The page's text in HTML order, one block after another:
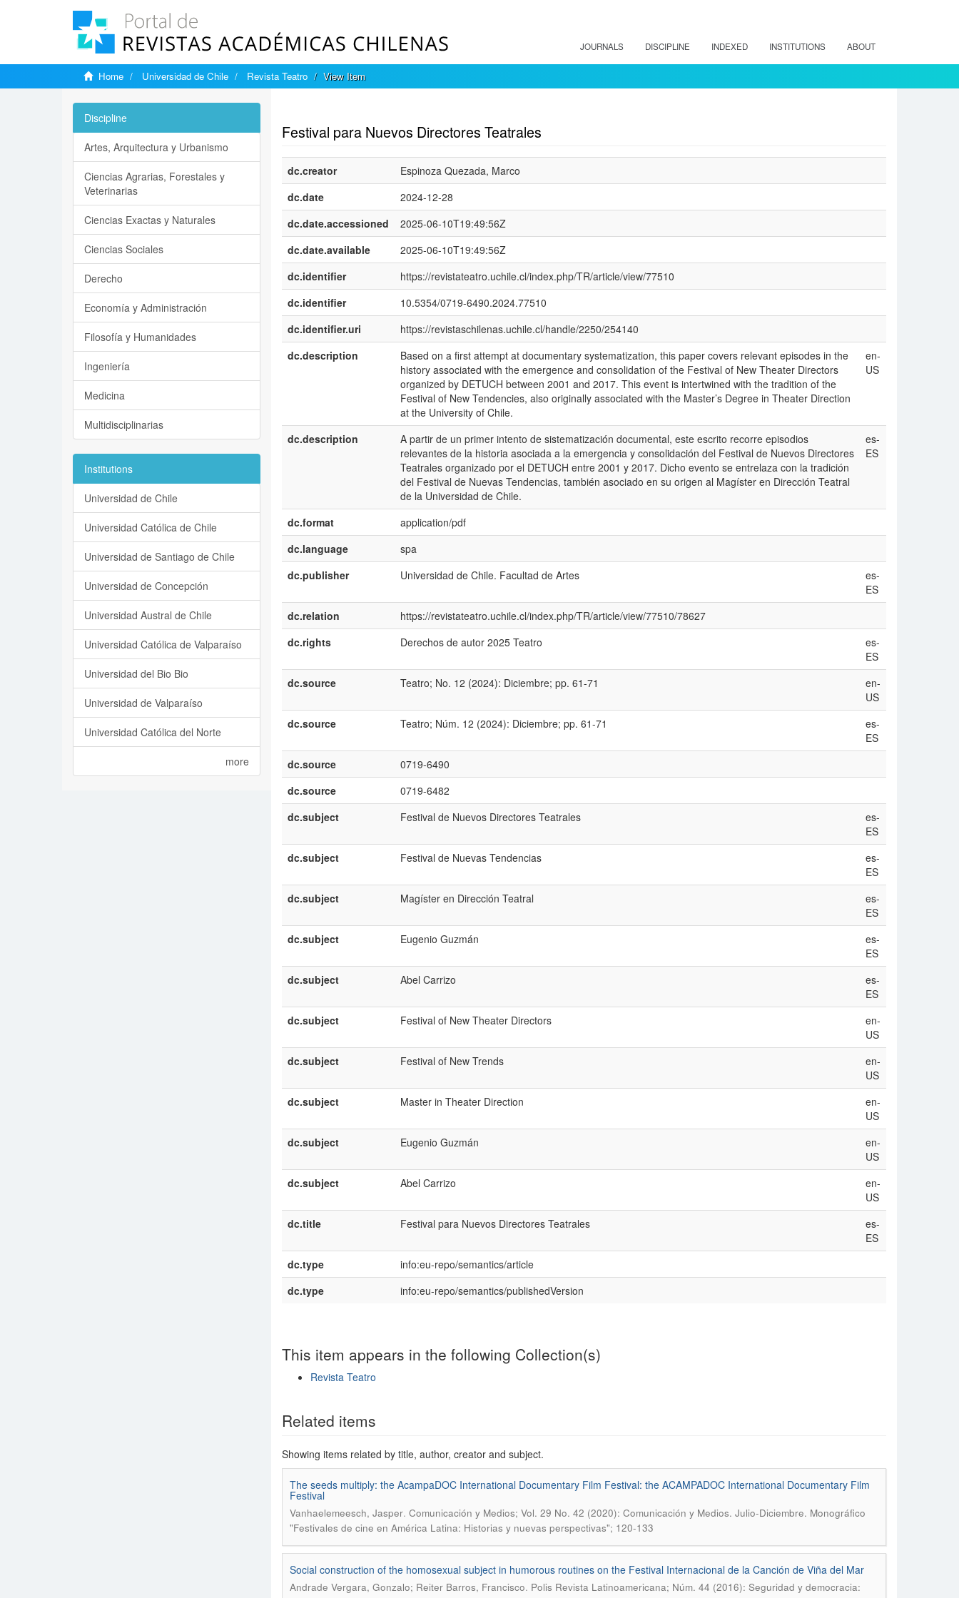
JOURNALS DISCIPLINE INDEXED INSTITUTIONS ABOUT
Home Universidad de Chile Revista Teatro View Item
Festival para Nuevos Directores Teatrales
dc.creator
Espinoza Quezada, Marco
dc.date
2024-12-28
dc.date.accessioned
2025-06-10T19:49:56Z
dc.date.available
2025-06-10T19:49:56Z
dc.identifier
https://revistateatro.uchile.cl/index.php/TR/article/view/77510
dc.identifier
10.5354/0719-6490.2024.77510
dc.identifier.uri
https://revistaschilenas.uchile.cl/handle/2250/254140
dc.description
Based on a first attempt at documentary systematization, this paper covers relevant episodes in the
history associated with the emergence and consolidation of the Festival of New Theater Directors
organized by DETUCH between 2001 and 2017. This event is intertwined with the tradition of the
Festival of New Tendencies, also originally associated with the Master’s Degree in Theater Direction
at the University of Chile.
en-
US
dc.description
A partir de un primer intento de sistematización documental, este escrito recorre episodios
relevantes de la historia asociada a la emergencia y consolidación del Festival de Nuevos Directores
Teatrales organizado por el DETUCH entre 2001 y 2017. Dicho evento se entrelaza con la tradición
del Festival de Nuevas Tendencias, también asociado en su origen al Magíster en Dirección Teatral
de la Universidad de Chile.
es-
ES
dc.format
application/pdf
dc.language
spa
dc.publisher
Universidad de Chile. Facultad de Artes
es-
ES
dc.relation
https://revistateatro.uchile.cl/index.php/TR/article/view/77510/78627
dc.rights
Derechos de autor 2025 Teatro
es-
ES
dc.source
Teatro; No. 12 (2024): Diciembre; pp. 61-71
en-
US
dc.source
Teatro; Núm. 12 (2024): Diciembre; pp. 61-71
es-
ES
dc.source
0719-6490
dc.source
0719-6482
dc.subject
Festival de Nuevos Directores Teatrales
es-
ES
dc.subject
Festival de Nuevas Tendencias
es-
ES
dc.subject
Magíster en Dirección Teatral
es-
ES
dc.subject
Eugenio Guzmán
es-
ES
dc.subject
Abel Carrizo
es-
ES
dc.subject
Festival of New Theater Directors
en-
US
dc.subject
Festival of New Trends
en-
US
dc.subject
Master in Theater Direction
en-
US
dc.subject
Eugenio Guzmán
en-
US
dc.subject
Abel Carrizo
en-
US
dc.title
Festival para Nuevos Directores Teatrales
es-
ES
dc.type
info:eu-repo/semantics/article
dc.type
info:eu-repo/semantics/publishedVersion
This item appears in the following Collection(s)
Revista Teatro
Related items
Showing items related by title, author, creator and subject.
The seeds multiply: the AcampaDOC International Documentary Film Festival: the ACAMPADOC International Documentary Film
Festival
Vanhaelemeesch, Jasper. Comunicación y Medios; Vol. 29 No. 42 (2020): Comunicación y Medios. Julio-Diciembre. Monográfico
"Festivales de cine en América Latina: Historias y nuevas perspectivas"; 120-133
Social construction of the homosexual subject in humorous routines on the Festival Internacional de la Canción de Viña del Mar
Andrade Vergara, Gonzalo; Reiter Barros, Francisco. Polis Revista Latinoamericana; Núm. 44 (2016): Seguridad y democracia:
Discipline
Artes, Arquitectura y Urbanismo
Ciencias Agrarias, Forestales y
Veterinarias
Ciencias Exactas y Naturales
Ciencias Sociales
Derecho
Economía y Administración
Filosofía y Humanidades
Ingeniería
Medicina
Multidisciplinarias
Institutions
Universidad de Chile
Universidad Católica de Chile
Universidad de Santiago de Chile
Universidad de Concepción
Universidad Austral de Chile
Universidad Católica de Valparaíso
Universidad del Bio Bio
Universidad de Valparaíso
Universidad Católica del Norte
more